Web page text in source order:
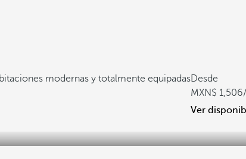
modernas y totalmente equipadasDesde
1,506
Ver